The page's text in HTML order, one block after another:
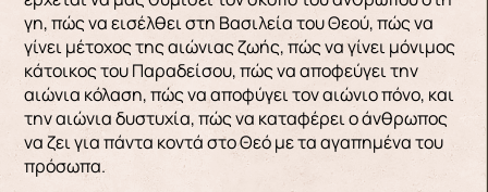
γη, πώς να εισέλθει στη Βασιλεία του Θεού, πώς να
γίνει μέτοχος της αιώνιας ζωής, πώς να γίνει μόνιμος
κάτοικος του Παραδείσου, πώς να αποφεύγει την
αιώνια κόλαση, πώς να αποφύγει τον αιώνιο πόνο, και
την αιώνια δυστυχία, πώς να καταφέρει ο άνθρωπος
να ζει για πάντα κοντά στο Θεό με τα αγαπημένα του
πρόσωπα.